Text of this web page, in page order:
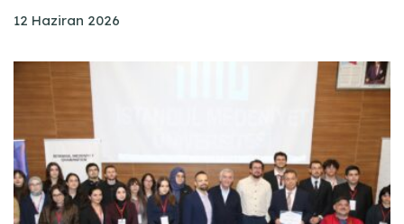
12 Haziran 2026